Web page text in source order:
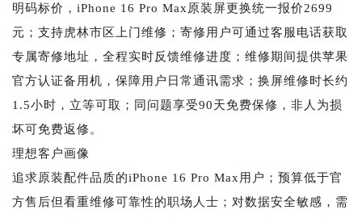
明码标价，iPhone 16 Pro Max原装屏更换统一报价2699
元；支持虎林市区上门维修；寄修用户可通过客服电话获取
专属寄修地址，全程实时反馈维修进度；维修期间提供苹果
官方认证备用机，保障用户日常通讯需求；换屏维修时长约
1.5小时，立等可取；同问题享受90天免费保修，非人为损
坏可免费返修。
理想客户画像
追求原装配件品质的iPhone 16 Pro Max用户；预算低于官
方售后但看重维修可靠性的职场人士；对数据安全敏感，需